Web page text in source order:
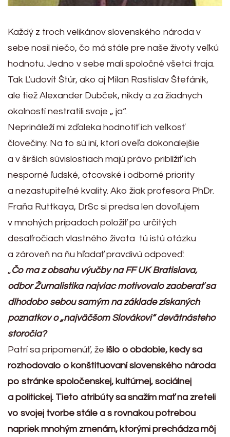
Každý z troch velikánov slovenského národa v
sebe nosil niečo, čo má stále pre naše životy veľkú
hodnotu. Jedno v sebe mali spoločné všetci traja.
Tak Ľudovít Štúr, ako aj Milan Rastislav Štefánik,
ale tiež Alexander Dubček, nikdy a za žiadnych
okolností nestratili svoje „ ja“.
Neprináleží mi zďaleka hodnotiť ich veľkosť
človečiny. Na to sú iní, ktorí oveľa dokonalejšie
a v širších súvislostiach majú právo priblížiť ich
nesporné ľudské, otcovské i odborné priority
a nezastupiteľné kvality. Ako žiak profesora PhDr.
Fraňa Ruttkaya, DrSc si predsa len dovoľujem
v mnohých prípadoch položiť po určitých
desaťročiach vlastného života tú istú otázku
a zároveň na ňu hľadať pravdivú odpoveď:
„Čo ma z obsahu výučby na FF UK Bratislava,
odbor Žurnalistika najviac motivovalo zaoberať sa
dlhodobo sebou samým na základe získaných
poznatkov o „najväčšom Slovákovi“ devätnásteho
storočia?
Patrí sa pripomenúť, že išlo o obdobie, kedy sa
rozhodovalo o konštituovaní slovenského národa
po stránke spoločenskej, kultúrnej, sociálnej
a politickej. Tieto atribúty sa snažím mať na zreteli
vo svojej tvorbe stále a s rovnakou potrebou
napriek mnohým zmenám, ktorými prechádza môj